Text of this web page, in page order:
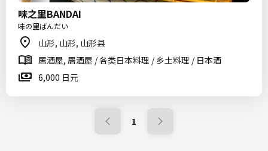
味之里BANDAI
味の里ばんだい
山形, 山形, 山形县
居酒屋, 居酒屋 / 各类日本料理 / 乡土料理 / 日本酒
6,000 日元
1